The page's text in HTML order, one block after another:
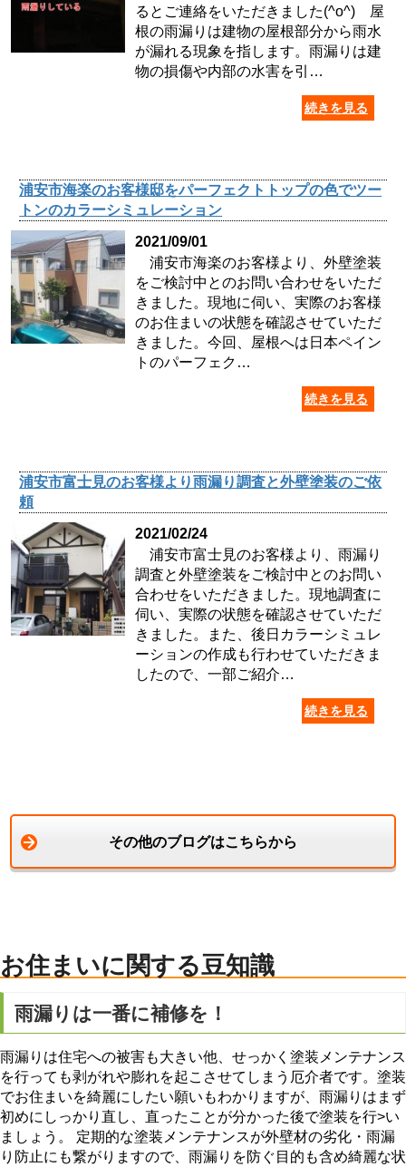
るとご連絡をいただきました(^o^) 屋
根の雨漏りは建物の屋根部分から雨水
が漏れる現象を指します。雨漏りは建
物の損傷や内部の水害を引…
続きを見る
浦安市海楽のお客様邸をパーフェクトトップの色でツー
トンのカラーシミュレーション
2021/09/01
浦安市海楽のお客様より、外壁塗装
をご検討中とのお問い合わせをいただ
きました。現地に伺い、実際のお客様
のお住まいの状態を確認させていただ
きました。今回、屋根へは日本ペイン
トのパーフェク…
続きを見る
浦安市富士見のお客様より雨漏り調査と外壁塗装のご依
頼
2021/02/24
浦安市富士見のお客様より、雨漏り
調査と外壁塗装をご検討中とのお問い
合わせをいただきました。現地調査に
伺い、実際の状態を確認させていただ
きました。また、後日カラーシミュレ
ーションの作成も行わせていただきま
したので、一部ご紹介…
続きを見る
その他のブログはこちらから
お住まいに関する豆知識
雨漏りは一番に補修を！
雨漏りは住宅への被害も大きい他、せっかく塗装メンテナンス
を行っても剥がれや膨れを起こさせてしまう厄介者です。塗装
でお住まいを綺麗にしたい願いもわかりますが、雨漏りはまず
初めにしっかり直し、直ったことが分かった後で塗装を行>い
ましょう。 定期的な塗装メンテナンスが外壁材の劣化・雨漏
り防止にも繋がりますので、雨漏りを防ぐ目的も含め綺麗な状